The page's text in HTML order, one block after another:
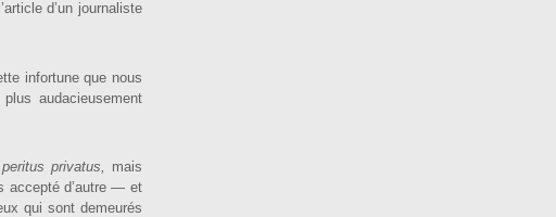
d’un jour­naliste
in­fortune que nous
audacieusement
peritus pri­vatus, mais
accepté d’autre — et
qui sont demeurés